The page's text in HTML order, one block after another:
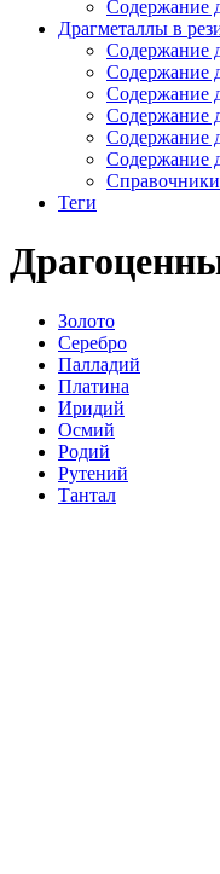
Содержание
Драгметаллы в
Содержание
Содержание
Содержание
Содержание
Содержание
Содержание
Теги
Золото
Серебро
Палладий
Платина
Иридий
Осмий
Родий
Рутений
Тантал